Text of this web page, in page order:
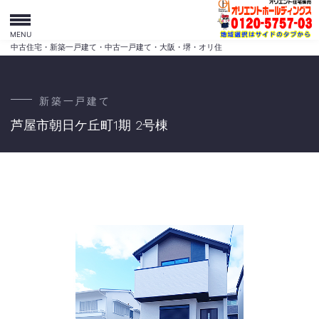
中古住宅・新築一戸建て・中古一戸建て・大阪・堺・オリ住
MENU
新築一戸建て
芦屋市朝日ケ丘町1期 2号棟